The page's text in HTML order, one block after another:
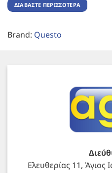
ΔΙΑΒΆΣΤΕ ΠΕΡΙΣΣΌΤΕΡΑ
Brand: Questo
Ελευθερίας 11, Άγιος